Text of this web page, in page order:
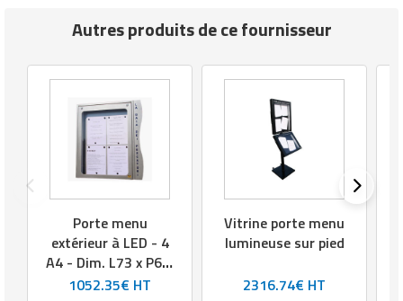
Autres produits de ce fournisseur
Porte menu
extérieur à LED - 4
A4 - Dim. L73 x P6.5
x H75 cm
1052.35€ HT
Vitrine porte menu
lumineuse sur pied
2316.74€ HT